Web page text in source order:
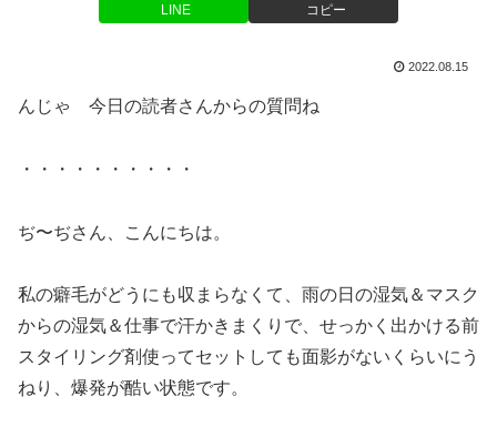
LINE コピー
2022.08.15
んじゃ 今日の読者さんからの質問ね
・・・・・・・・・・
ぢ〜ぢさん、こんにちは。
私の癖毛がどうにも収まらなくて、雨の日の湿気＆マスク
からの湿気＆仕事で汗かきまくりで、せっかく出かける前
スタイリング剤使ってセットしても面影がないくらいにう
ねり、爆発が酷い状態です。